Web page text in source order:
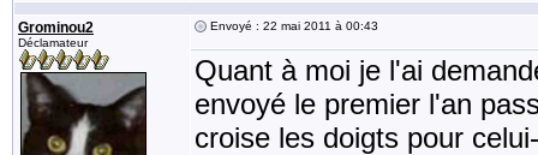
Grominou2
Déclamateur
Envoyé : 22 mai 2011 à 00:43
Quant à moi je l'ai
envoyé le premier l'an
croise les doigts pour